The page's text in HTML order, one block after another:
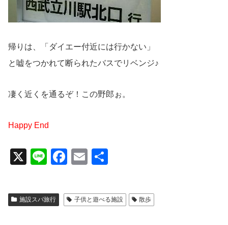
帰りは、「ダイエー付近には行かない」
と嘘をつかれて断られたバスでリベンジ♪
凄く近くを通るぞ！この野郎ぉ。
Happy End
X
Li
e
F
c
e
E
ail
施設スパ旅行 子供と遊べる施設 散歩